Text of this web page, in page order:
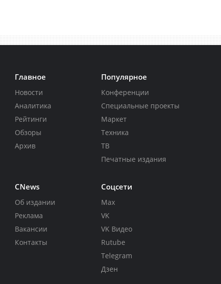
Главное
Новости
Аналитика
Рейтинги
Обзоры
Архив
Популярное
Конференции
Специальные проекты
Маркет
Техника
ТВ
Печатные издания
CNews
Об издании
Реклама
Вакансии
Контакты
Соцсети
Max
VK
VK Видео
Rutube
Telegram
Дзен